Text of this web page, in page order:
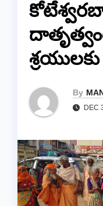
By
DEC